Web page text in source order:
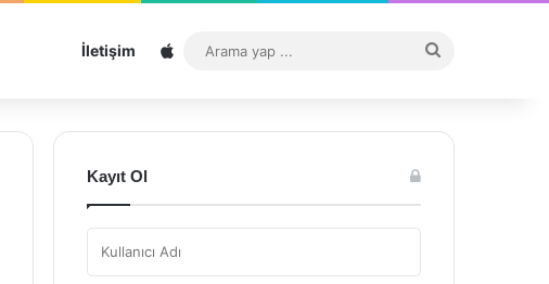
İletişim Sitemap
...
Kayıt Ol